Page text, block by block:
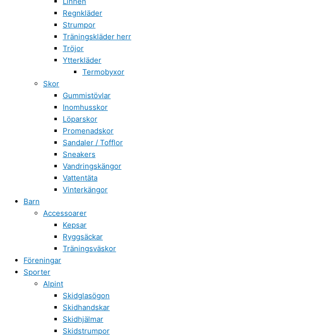
Regnkläder
Strumpor
Träningskläder herr
Tröjor
Ytterkläder
Termobyxor
Skor
Gummistövlar
Inomhusskor
Löparskor
Promenadskor
Sandaler / Tofflor
Sneakers
Vandringskängor
Vattentäta
Vinterkängor
Barn
Accessoarer
Kepsar
Ryggsäckar
Träningsväskor
Föreningar
Sporter
Alpint
Skidglasögon
Skidhandskar
Skidhjälmar
Skidstrumpor